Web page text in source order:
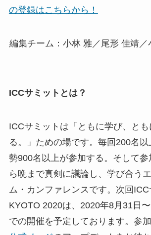
の登録はこちらから！
編集チーム：小林 雅／尾形 佳靖／
ICCサミットとは？
ICCサミットは「ともに学び、とも
る。」ための場です。毎回200名
勢900名以上が参加する。そして
ら晩まで真剣に議論し、学び合う
ム・カンファレンスです。 次回 ICC
KYOTO 2020は、2020年8月31日
での開催を予定しております。参加